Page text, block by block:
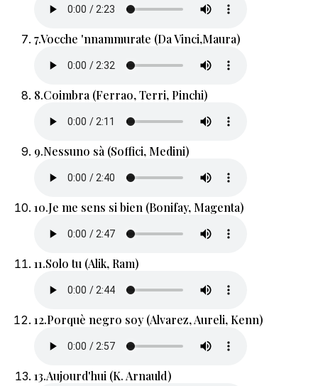
7.Vocche 'nnammurate (Da Vinci,Maura)
8.Coimbra (Ferrao, Terri, Pinchi)
9.Nessuno sà (Soffici, Medini)
10.Je me sens si bien (Bonifay, Magenta)
11.Solo tu (Alik, Ram)
12.Porquè negro soy (Alvarez, Aureli, Kenn)
13.Aujourd'hui (K. Arnauld)